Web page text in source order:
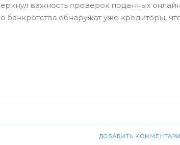
важность проверок поданных
банкротства обнаружат уже кредиторы,
ДОБАВИТЬ